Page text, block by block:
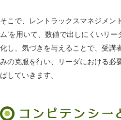
そこで、レントラックスマネジメン
ム’を用いて、数値で出しにくいリ
化し、気づきを与えることで、受講
みの克服を行い、リーダにおける必
ばしていきます。